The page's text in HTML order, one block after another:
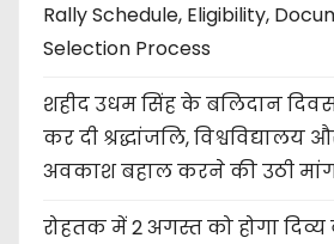
Rally Schedule, Eligibility,
Selection Process
शहीद उधम सिंह के बलिदान
कर दी श्रद्धांजलि, विश्वविद्यालय
अवकाश बहाल करने की उठी
रोहतक में 2 अगस्त को होगा